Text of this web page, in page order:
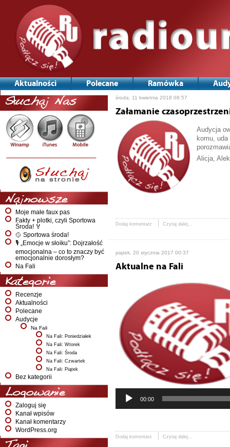
Aktualności Polecane Ramówka
Słuchaj Nas
Najnowsze
Moje małe faux pas
Fakty + plotki, czyli Sportowa
Środa! 🏅
🥎 Sportowa środa!
🎙️ „Emocje w słoiku”: Dojrzałość
emocjonalna – co to znaczy być
emocjonalnie dorosłym?
Na Fali
Kategorie
Recenzje
Aktualności
Polecane
Audycje
Na Fali
Na Fali: Poniedziałek
Na Fali: Wtorek
Na Fali: Środa
Na Fali: Czwartek
Na Fali: Piątek
Bez kategorii
Logowanie
Zaloguj się
Kanał wpisów
Kanał komentarzy
WordPress.org
środa, 11 kwietnia 2018 08:57
Załamanie
Audycja
komu,
Alicja,
Dodaj komentarz Czytaj dalej...
piątek, 20 stycznia 2017 00:37
Aktualne na Fali
00:00
Dodaj komentarz Czytaj dalej...